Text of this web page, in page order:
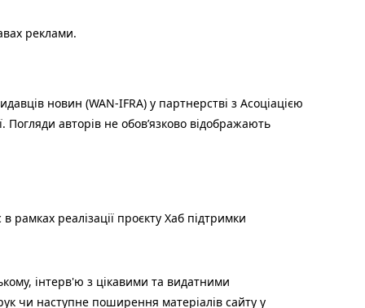
реклами.
новин (WAN-IFRA) у партнерстві з Асоціацією
Погляди авторів не обов’язково відображають
рамках реалізації проєкту Хаб підтримки
інтерв'ю з цікавими та видатними
чи наступне поширення матеріалів сайту у